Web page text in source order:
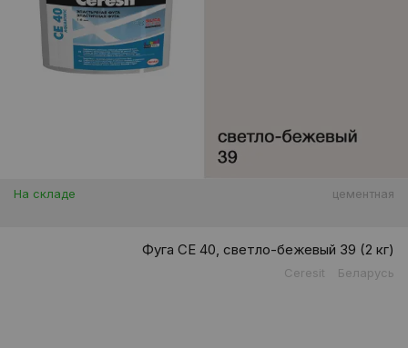
На складе цементная
Фуга CE 40, светло-бежевый 39 (2 кг)
Ceresit Беларусь